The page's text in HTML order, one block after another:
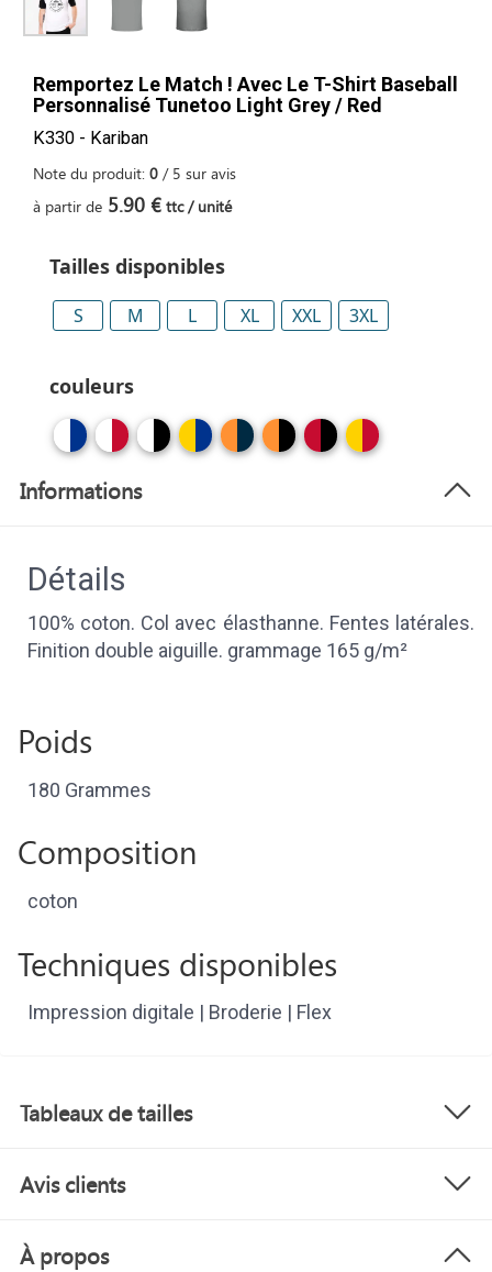
Remportez Le Match ! Avec Le T-Shirt Baseball
Personnalisé Tunetoo Light Grey / Red
K330 - Kariban
Note du produit: 0 / 5 sur avis
à partir de 5.90 € ttc / unité
Tailles disponibles
S M L XL XXL 3XL
couleurs
Informations
Détails
100% coton. Col avec élasthanne. Fentes latérales.
Finition double aiguille. grammage 165 g/m²
Poids
180 Grammes
Composition
coton
Techniques disponibles
Impression digitale | Broderie | Flex
Tableaux de tailles
Avis clients
À propos